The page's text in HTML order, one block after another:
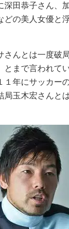
田恭子さん、
どの美人女優と
さんとは一度破
とまで言われて
１年にサッカー
局玉木宏さんと